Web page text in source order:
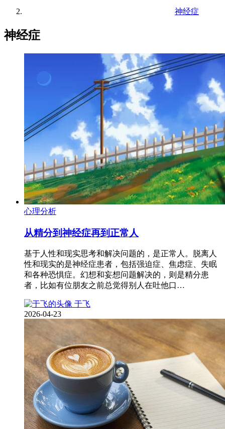
神经症
神经症
心理分析
从精分到神经症再到正常人
基于人性和现实思考和解决问题的，是正常人。脱离人
性和现实的是神经症患者，包括强迫症、焦虑症、失眠
和各种恐惧症。幻想和妄想问题解决的，则是精分患
者，比如有位朋友之前总觉得别人在吐他口…
于飞
2026-04-23